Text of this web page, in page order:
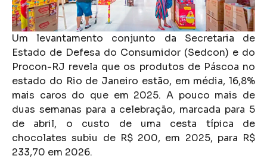
Um levantamento conjunto da Secretaria de
Estado de Defesa do Consumidor (Sedcon) e do
Procon-RJ revela que os produtos de Páscoa no
estado do Rio de Janeiro estão, em média, 16,8%
mais caros do que em 2025. A pouco mais de
duas semanas para a celebração, marcada para 5
de abril, o custo de uma cesta típica de
chocolates subiu de R$ 200, em 2025, para R$
233,70 em 2026.